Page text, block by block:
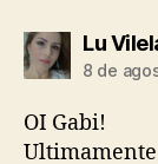
Lu
8 de
OI Gabi!
Ultimamente